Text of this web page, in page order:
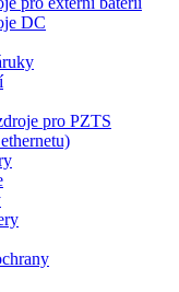
DC
pro PZTS